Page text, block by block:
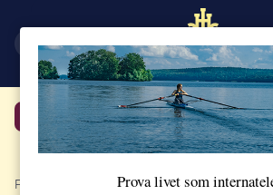
Tillbaka
PUBLICERAT 18 JANUARI 2021
Prova livet som